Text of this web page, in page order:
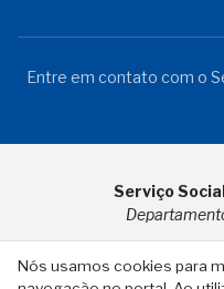
Nós usamos cookies para
Entre em contato com o
Serviço
Rua Visconde do Rio